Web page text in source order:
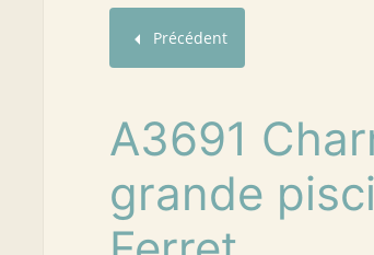
Précédent
A3691
grande